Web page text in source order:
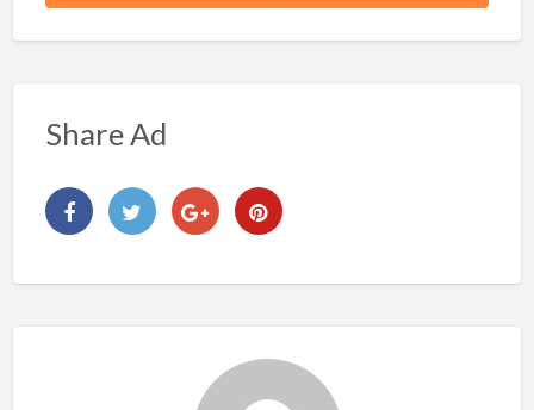
Share Ad